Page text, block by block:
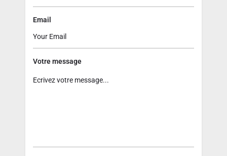
Email
Votre message